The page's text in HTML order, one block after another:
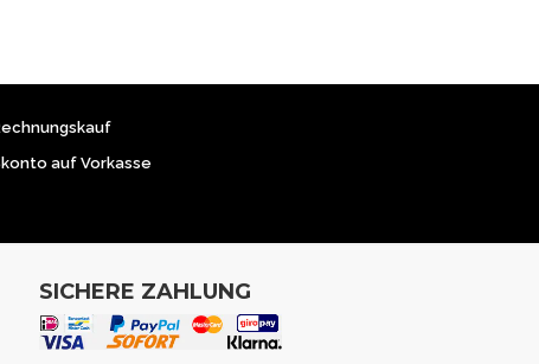
auf Vorkasse
SICHERE ZAHLUNG